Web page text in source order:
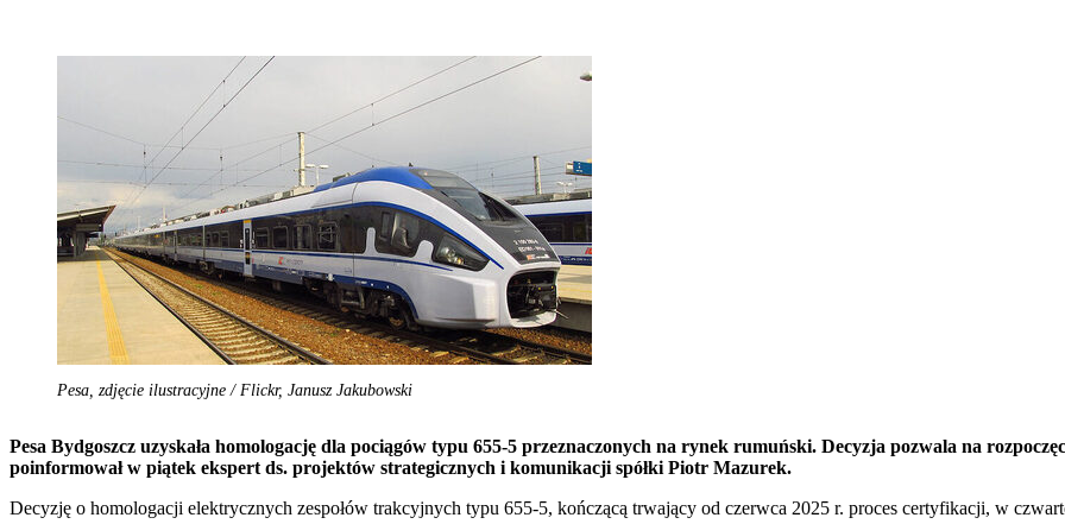
Pesa, zdjęcie ilustracyjne / Flickr, Janusz Jakubowski
Pesa Bydgoszcz uzyskała homologację dla pociągów typu 655-5 przeznaczonych na rynek rumuński. Decyzja pozwala na
poinformował w piątek ekspert ds. projektów strategicznych i komunikacji spółki Piotr Mazurek.
Decyzję o homologacji elektrycznych zespołów trakcyjnych typu 655-5, kończącą trwający od czerwca 2025 r. proces certyfikacji, w